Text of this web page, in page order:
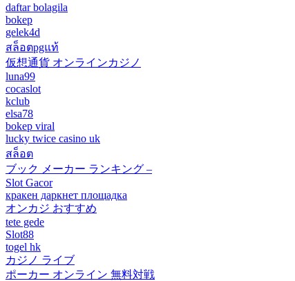
daftar bolagila
bokep
gelek4d
สล็อตpgแท้
仮想通貨 オンラインカジノ
luna99
cocaslot
kclub
elsa78
bokep viral
lucky twice casino uk
สล็อต
ブック メーカー ランキング –
Slot Gacor
кракен даркнет площадка
オンカジ おすすめ
tete gede
Slot88
togel hk
カジノ ライブ
ポーカー オンライン 無料対戦